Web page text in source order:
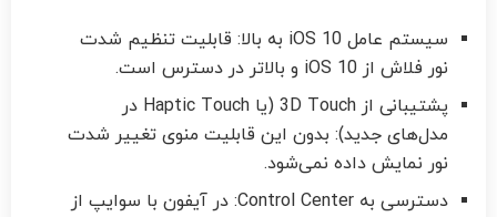
سیستم عامل iOS 10 به بالا: قابلیت تنظیم شدت
نور فلاش از iOS 10 و بالاتر در دسترس است.
پشتیبانی از 3D Touch (یا Haptic Touch در
مدل‌های جدید): بدون این قابلیت منوی تغییر شدت
نور نمایش داده نمی‌شود.
دسترسی به Control Center: در آیفون با سوایپ از